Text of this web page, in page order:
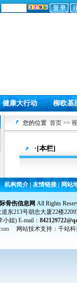
健康大行动 柳欧基
您的位置 首页 >>
·[本栏]
机构简介| 友情链接 |网站
骨伤信息网 All Rights
东213号胡忠大厦22楼
姐) E-mail：
网站技术支持：千站科